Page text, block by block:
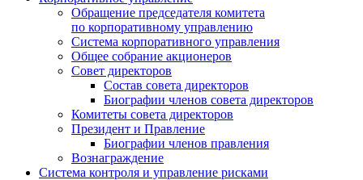
Обращение председателя комитета
по корпоративному управлению
Система корпоративного управления
Общее собрание акционеров
Совет директоров
Состав совета директоров
Биографии членов совета директоров
Комитеты совета директоров
Президент и Правление
Биографии членов правления
Вознаграждение
Система контроля и управление рисками